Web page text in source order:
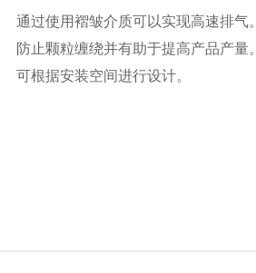
通过使用褶皱介质可以实现高速排气。
防止颗粒缠绕并有助于提高产品产量。
可根据安装空间进行设计。